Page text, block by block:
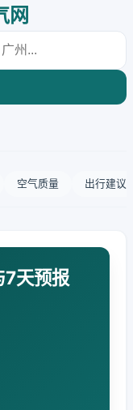
网
空气质量 出行建议
7天预报